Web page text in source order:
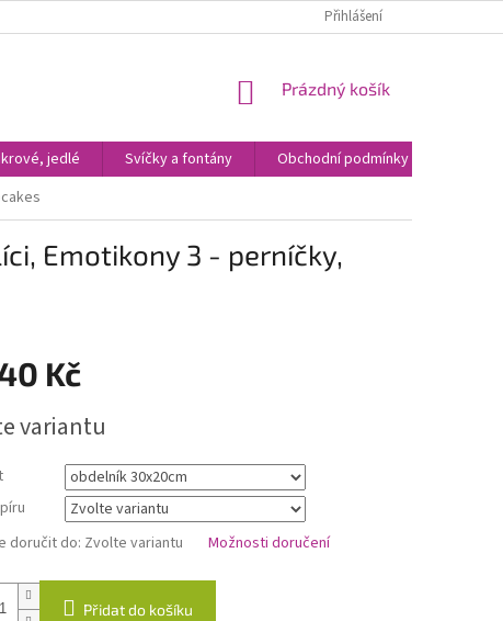
Přihlášení
NÁKUPNÍ
Prázdný košík
jedlé Svíčky a fontány Obchodní podmínky
Emotikony 3 - perníčky,
Kč
variantu
doručit do: Zvolte variantu Možnosti doručení
Přidat do košíku